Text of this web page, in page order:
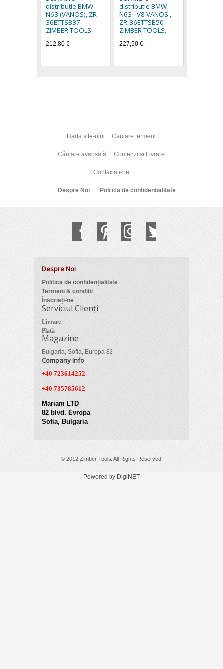
distributie BMW -
N63 (VANOS), ZR-
36ETTSB37 -
ZIMBER TOOLS.
212,80 €
distributie BMW
N63 - V8 VANOS ,
ZR-36ETTSB50 -
ZIMBER TOOLS.
227,50 €
Harta site-ului Cautare termeni
Căutare avansată Comenzi și Livrare
Contactați-ne
Despre Noi Politica de confidențialitate
Despre Noi
Politica de confidențialitate
Termeni & condiții
Înscrieți-ne
Serviciul Clienți
Livrare
Plată
Magazine
Bulgaria, Sofia, Europa 82
Company Info
+40 723614252
+40 735785612
Mariam LTD
82 blvd. Evropa
Sofia, Bulgaria
© 2012 Zimber Tools. All Rights Reserved.
Powered by DigiNET